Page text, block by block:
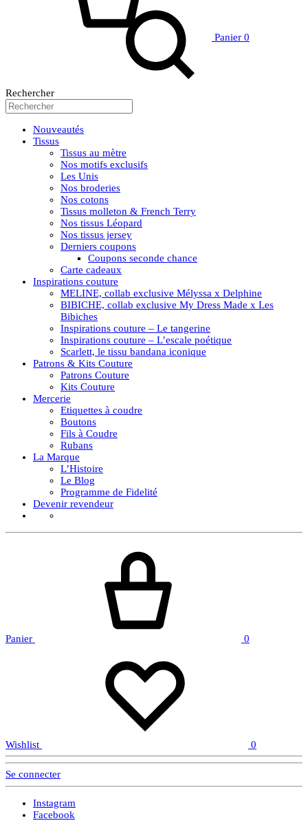
Panier 0
Rechercher
Nouveautés
Tissus
Tissus au mètre
Nos motifs exclusifs
Les Unis
Nos broderies
Nos cotons
Tissus molleton & French Terry
Nos tissus Léopard
Nos tissus jersey
Derniers coupons
Coupons seconde chance
Carte cadeaux
Inspirations couture
MELINE, collab exclusive Mélyssa x Delphine
BIBICHE, collab exclusive My Dress Made x Les
Bibiches
Inspirations couture – Le tangerine
Inspirations couture – L’escale poétique
Scarlett, le tissu bandana iconique
Patrons & Kits Couture
Patrons Couture
Kits Couture
Mercerie
Etiquettes à coudre
Boutons
Fils à Coudre
Rubans
La Marque
L’Histoire
Le Blog
Programme de Fidelité
Devenir revendeur
Panier 0
Wishlist 0
Se connecter
Instagram
Facebook